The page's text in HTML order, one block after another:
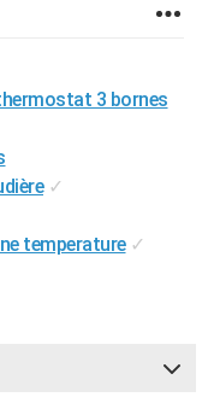
3 bornes
✓
temperature ✓